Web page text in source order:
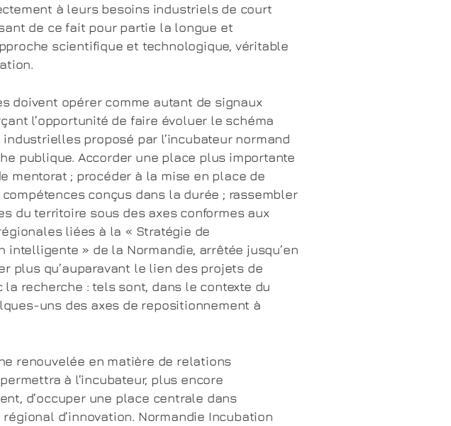
à leurs besoins industriels de court
de ce fait pour partie la longue et
scientifique et technologique, véritable
doivent opérer comme autant de signaux
l’opportunité de faire évoluer le schéma
proposé par l’incubateur normand
publique. Accorder une place plus importante
mentorat ; procéder à la mise en place de
conçus dans la durée ; rassembler
du territoire sous des axes conformes aux
liées à la « Stratégie de
intelligente » de la Normandie, arrêtée jusqu’en
plus qu’auparavant le lien des projets de
la recherche : tels sont, dans le contexte du
uns des axes de repositionnement à
renouvelée en matière de relations
à l’incubateur, plus encore
d’occuper une place centrale dans
régional d’innovation. Normandie Incubation